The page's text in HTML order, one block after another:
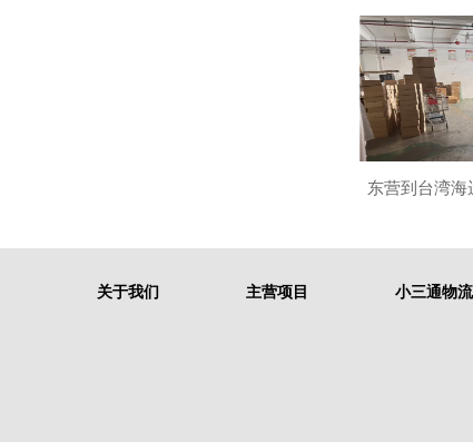
东营到台湾海
关于我们 主营项目 小三通物流